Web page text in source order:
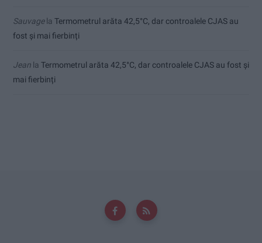
Sauvagela Termometrul arăta 42,5°C, dar controalele CJAS au
fost și mai fierbinți
Jean la Termometrul arăta 42,5°C, dar controalele CJAS au fost și
mai fierbinți